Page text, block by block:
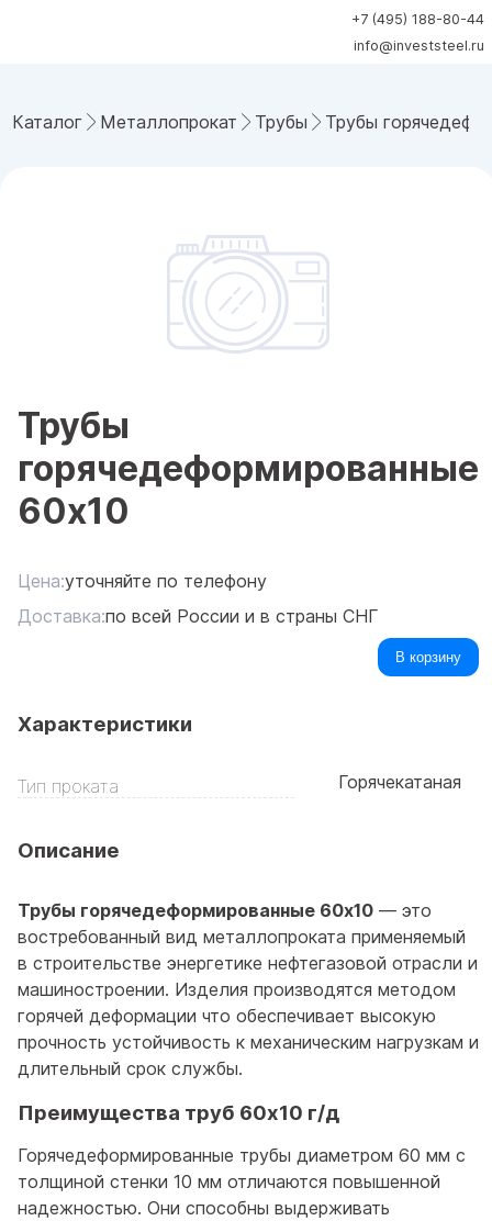
+7 (495) 188-80-44
info@investsteel.ru
Каталог Металлопрокат Трубы Трубы
Трубы
горячедеформированные
60x10
Цена:уточняйте по телефону
Доставка:по всей России и в страны СНГ
В корзину
Характеристики
Тип проката Горячекатаная
Описание
Трубы горячедеформированные 60x10 — это
востребованный вид металлопроката применяемый
в строительстве энергетике нефтегазовой отрасли и
машиностроении. Изделия производятся методом
горячей деформации что обеспечивает высокую
прочность устойчивость к механическим нагрузкам и
длительный срок службы.
Преимущества труб 60x10 г/д
Горячедеформированные трубы диаметром 60 мм с
толщиной стенки 10 мм отличаются повышенной
надежностью. Они способны выдерживать